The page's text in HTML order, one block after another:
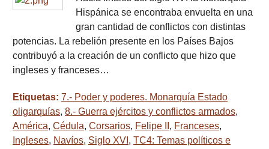
Hispánica se encontraba envuelta en una
gran cantidad de conflictos con distintas
potencias. La rebelión presente en los Países Bajos
contribuyó a la creación de un conflicto que hizo que
ingleses y franceses…
Etiquetas: 7.- Poder y poderes. Monarquía Estado
oligarquías, 8.- Guerra ejércitos y conflictos armados,
América, Cédula, Corsarios, Felipe II , Franceses,
Ingleses, Navíos, Siglo XVI , TC4: Temas políticos e